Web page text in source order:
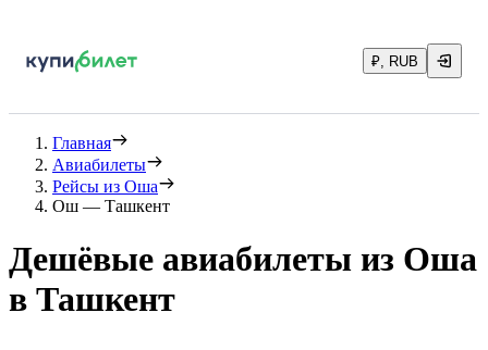
₽, RUB
Главная
Авиабилеты
Рейсы из Оша
Ош — Ташкент
Дешёвые авиабилеты из Оша
в Ташкент